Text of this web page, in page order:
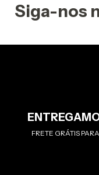
Siga-nos
FRETE GRÁTIS